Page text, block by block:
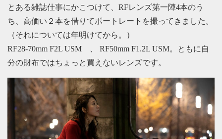
とある雑誌仕事にかこつけて、RFレンズ第一陣4本のう
ち、高価い２本を借りてポートレートを撮ってきました。
（それについては年明けてから。）
RF28-70mm F2L USM 、 RF50mm F1.2L USM。ともに自
分の財布ではちょっと買えないレンズです。